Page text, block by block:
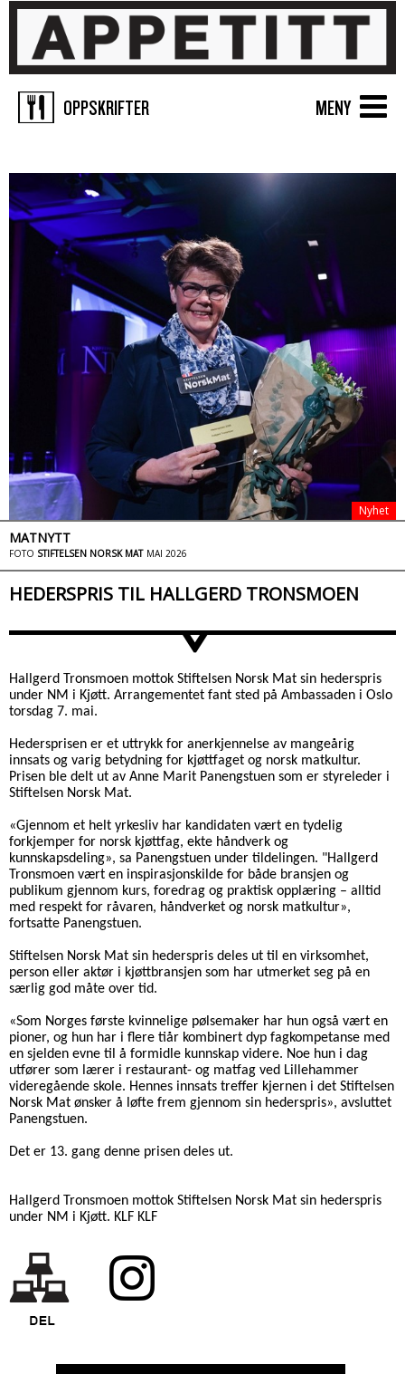
OPPSKRIFTER MENY
Nyhet
MATNYTT
FOTO STIFTELSEN NORSK MAT MAI 2026
HEDERSPRIS TIL HALLGERD TRONSMOEN
>
Hallgerd Tronsmoen mottok Stiftelsen Norsk Mat sin hederspris
under NM i Kjøtt. Arrangementet fant sted på Ambassaden i Oslo
torsdag 7. mai.
Hedersprisen er et uttrykk for anerkjennelse av mangeårig
innsats og varig betydning for kjøttfaget og norsk matkultur.
Prisen ble delt ut av Anne Marit Panengstuen som er styreleder i
Stiftelsen Norsk Mat.
«Gjennom et helt yrkesliv har kandidaten vært en tydelig
forkjemper for norsk kjøttfag, ekte håndverk og
kunnskapsdeling», sa Panengstuen under tildelingen. "Hallgerd
Tronsmoen vært en inspirasjonskilde for både bransjen og
publikum gjennom kurs, foredrag og praktisk opplæring – alltid
med respekt for råvaren, håndverket og norsk matkultur»,
fortsatte Panengstuen.
Stiftelsen Norsk Mat sin hederspris deles ut til en virksomhet,
person eller aktør i kjøttbransjen som har utmerket seg på en
særlig god måte over tid.
«Som Norges første kvinnelige pølsemaker har hun også vært en
pioner, og hun har i flere tiår kombinert dyp fagkompetanse med
en sjelden evne til å formidle kunnskap videre. Noe hun i dag
utfører som lærer i restaurant- og matfag ved Lillehammer
videregående skole. Hennes innsats treffer kjernen i det Stiftelsen
Norsk Mat ønsker å løfte frem gjennom sin hederspris», avsluttet
Panengstuen.
Det er 13. gang denne prisen deles ut.
Hallgerd Tronsmoen mottok Stiftelsen Norsk Mat sin hederspris
under NM i Kjøtt. KLF KLF